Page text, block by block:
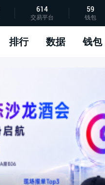
614
交易平台
59
钱包
排行 数据 钱包